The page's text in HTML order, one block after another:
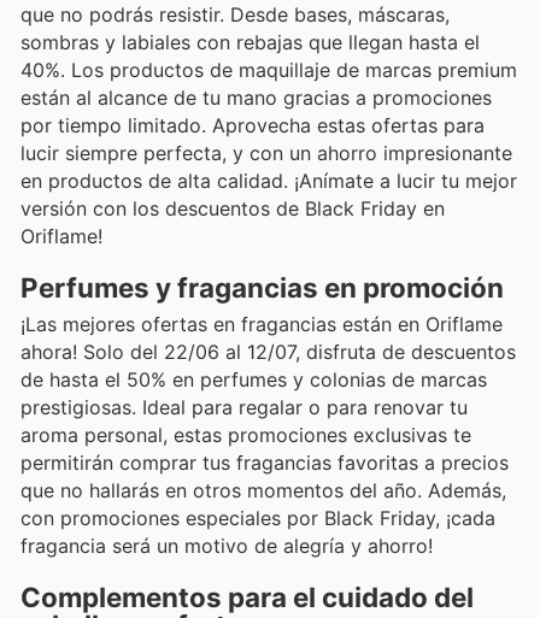
que no podrás resistir. Desde bases, máscaras,
sombras y labiales con rebajas que llegan hasta el
40%. Los productos de maquillaje de marcas premium
están al alcance de tu mano gracias a promociones
por tiempo limitado. Aprovecha estas ofertas para
lucir siempre perfecta, y con un ahorro impresionante
en productos de alta calidad. ¡Anímate a lucir tu mejor
versión con los descuentos de Black Friday en
Oriflame!
Perfumes y fragancias en promoción
¡Las mejores ofertas en fragancias están en Oriflame
ahora! Solo del 22/06 al 12/07, disfruta de descuentos
de hasta el 50% en perfumes y colonias de marcas
prestigiosas. Ideal para regalar o para renovar tu
aroma personal, estas promociones exclusivas te
permitirán comprar tus fragancias favoritas a precios
que no hallarás en otros momentos del año. Además,
con promociones especiales por Black Friday, ¡cada
fragancia será un motivo de alegría y ahorro!
Complementos para el cuidado del